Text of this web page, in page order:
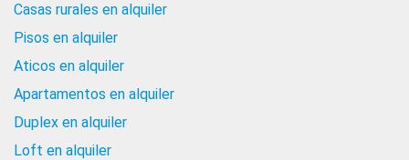
Casas rurales en alquiler
Pisos en alquiler
Aticos en alquiler
Apartamentos en alquiler
Duplex en alquiler
Loft en alquiler